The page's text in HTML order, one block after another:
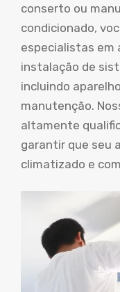
conserto ou
condicionado,
especialistas em
instalação de
incluindo
manutenção.
altamente
garantir que seu
climatizado e